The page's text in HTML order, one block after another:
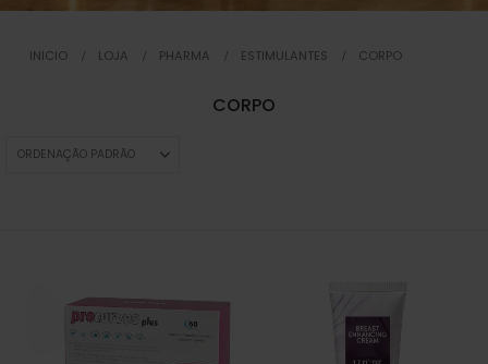
INICIO LOJA PHARMA ESTIMULANTES CORPO
CORPO